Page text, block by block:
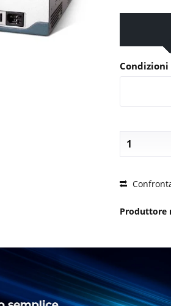
Produttore